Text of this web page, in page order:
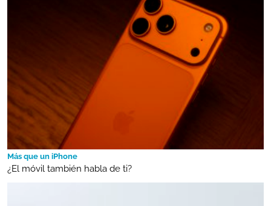
Más que un iPhone
¿El móvil también habla de ti?